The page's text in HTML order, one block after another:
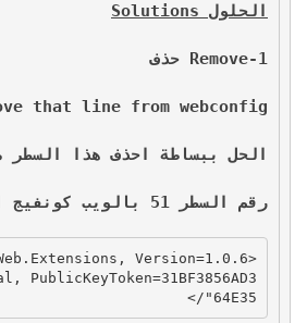
الحلول Solutions
1-Remove حذف
that line from webconfig
الحل ببساطة احذف هذا السطر
رقم السطر 51 بالويب كونفيج احذفه كاملا
<
Version=1.0.6
64E35"
/>